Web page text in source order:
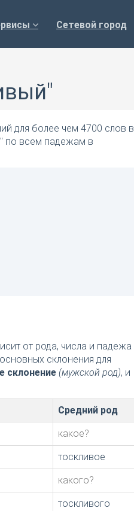
Сетевой город
для более чем 4700 слов в
по всем падежам в
от рода, числа и падежа
склонения для
склонение (мужской род), и
Средний род
какое?
тоскливое
какого?
тоскливого